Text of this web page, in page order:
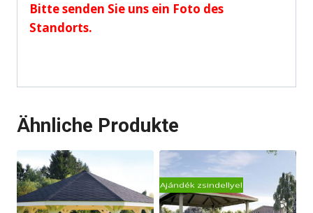
Bitte senden Sie uns ein Foto des
Standorts.
Ähnliche Produkte
Ajándék zsindellyel